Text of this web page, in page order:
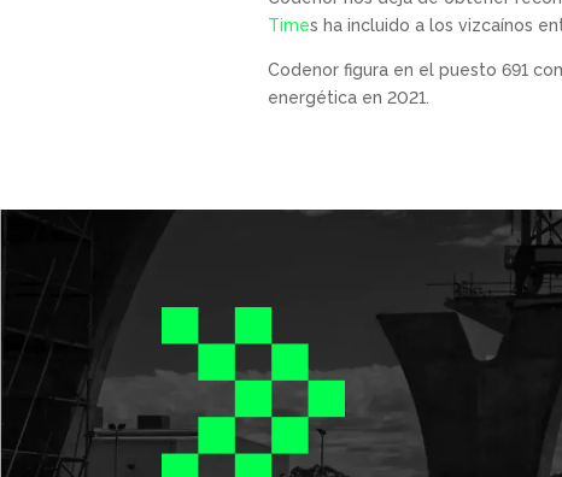
Times ha incluido a los vizcaínos
Codenor figura en el puesto 691
energética en 2021.